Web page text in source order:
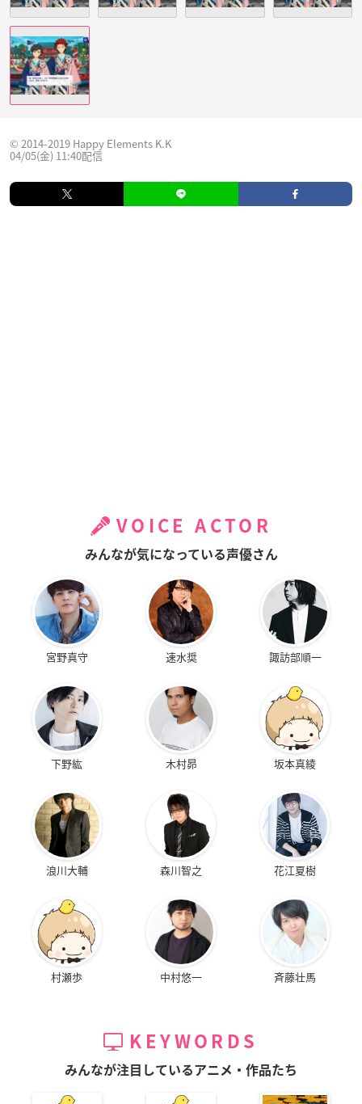
© 2014-2019 Happy Elements K.K
04/05(金) 11:40配信
VOICE ACTOR
みんなが気になっている声優さん
宮野真守 速水奨 諏訪部順一
下野紘 木村昴 坂本真綾
浪川大輔 森川智之 花江夏樹
村瀬歩 中村悠一 斉藤壮馬
KEYWORDS
みんなが注目しているアニメ・作品たち